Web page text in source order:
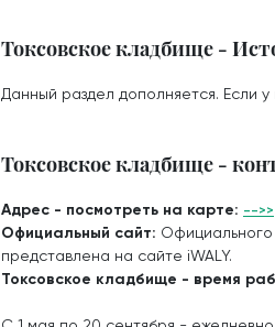
Токсовское кладбище -
Данный раздел дополняется. Если
Токсовское кладбище -
Адрес - посмотреть на карте: -->>
Официальный сайт:
представлена на сайте iWALY.
Токсовское кладбище - время